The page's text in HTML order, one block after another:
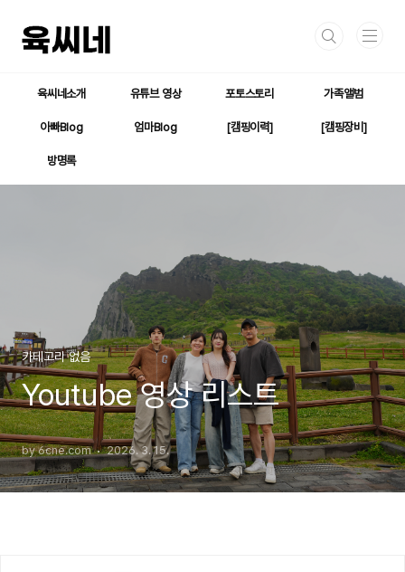
육씨네소개 유튜브 영상 포토스토리 가족앨범
아빠Blog 엄마Blog [캠핑이력] [캠핑장비]
방명록
카테고리 없음
Youtube 영상 리스트
by 6cne.com 2026. 3. 15.